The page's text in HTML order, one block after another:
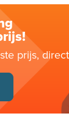
prijs,